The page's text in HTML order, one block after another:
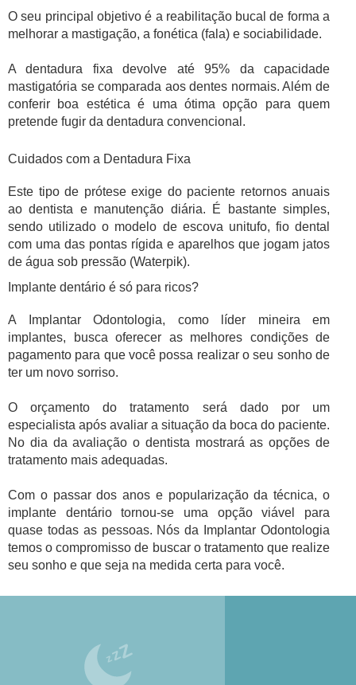
O seu principal objetivo é a reabilitação bucal de forma a
melhorar a mastigação, a fonética (fala) e sociabilidade.
A dentadura fixa devolve até 95% da capacidade
mastigatória se comparada aos dentes normais.Além de
conferir boa estética é uma ótima opção para quem
pretende fugir da dentadura convencional.
Cuidados com a Dentadura Fixa
Este tipo de prótese exige do paciente retornos anuais
ao dentista e manutenção diária. É bastante simples,
sendo utilizado o modelo de escova unitufo, fio dental
com uma das pontas rígida e aparelhos que jogam jatos
de água sob pressão (Waterpik).
Implante dentário é só para ricos?
A Implantar Odontologia, como líder mineira em
implantes, busca oferecer as melhores condições de
pagamento para que você possa realizar o seu sonho de
ter um novo sorriso.
O orçamento do tratamento será dado por um
especialista após avaliar a situação da boca do paciente.
No dia da avaliação o dentista mostrará as opções de
tratamento mais adequadas.
Com o passar dos anos e popularização da técnica, o
implante dentário tornou-se uma opção viável para
quase todas as pessoas. Nós da Implantar Odontologia
temos o compromisso de buscar o tratamento que realize
seu sonho e que seja na medida certa para você.